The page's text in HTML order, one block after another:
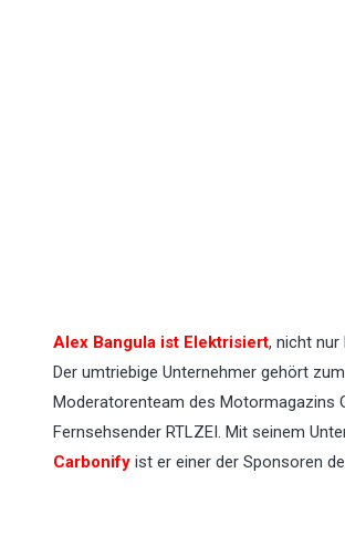
Alex Bangula ist Elektrisiert, nicht nur
Der umtriebige Unternehmer gehört zum
Moderatorenteam des Motormagazins
Fernsehsender RTLZEI. Mit seinem
Carbonify ist er einer der Sponsoren